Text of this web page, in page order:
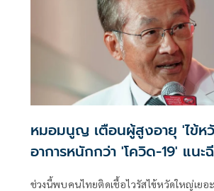
หมอมนูญ เตือนผู้สูงอายุ 'ไข้ห
อาการหนักกว่า 'โควิด-19' แน
เข็ม ลดรุนแรง
ช่วงนี้พบคนไทยติดเชื้อไวรัสไข้หวัดใหญ่เยอ